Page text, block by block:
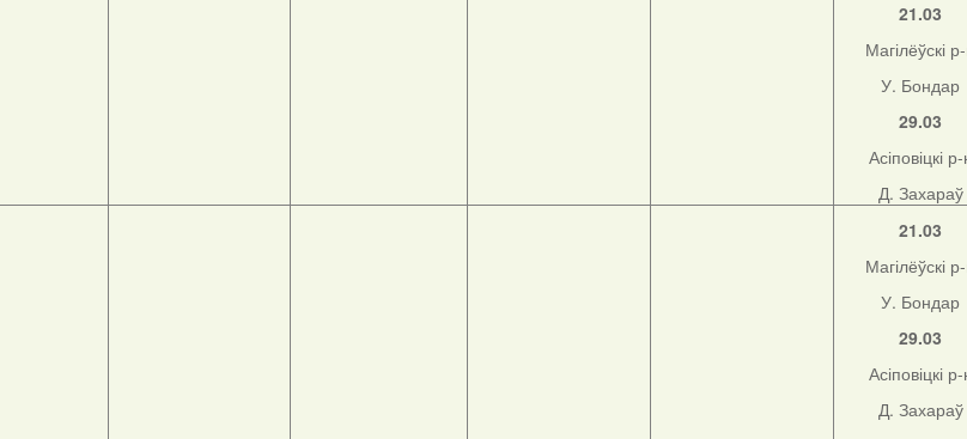
21.03
Магілёўскі
У. Бондар
29.03
Асіповіцкі
Д. Захараў
21.03
Магілёўскі
У. Бондар
29.03
Асіповіцкі
Д. Захараў